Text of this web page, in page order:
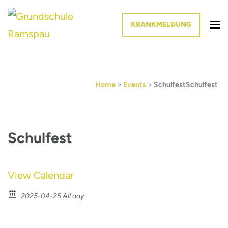
KRANKMELDUNG
Home > Events > SchulfestSchulfest
Schulfest
View Calendar
2025-04-25 All day